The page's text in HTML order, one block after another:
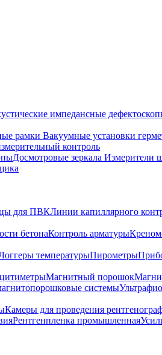
импедансные
рамки Вакуумные установки
контроль
Досмотровые зеркала Измерители
для ПВКЛинии капиллярного
бетонаКонтроль арматуры
температурыПирометры
Магнитный порошок
системы
Камеры для проведения
Рентгенпленка промышленная